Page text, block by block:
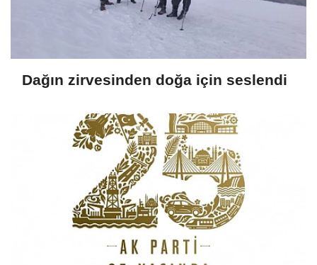
Dağın zirvesinden doğa için seslendi